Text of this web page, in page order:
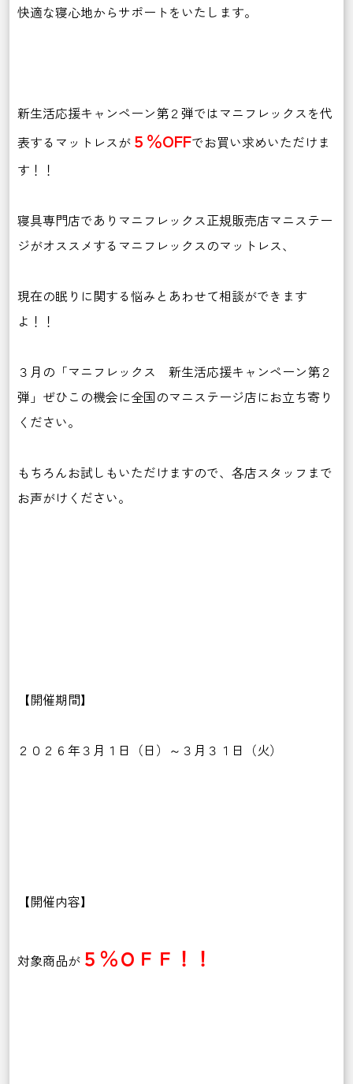
快適な寝心地からサポートをいたします。
新生活応援キャンペーン第２弾ではマニフレックスを代
表するマットレスが ５％OFFでお買い求めいただけま
す！！
寝具専門店でありマニフレックス正規販売店マニステー
ジがオススメするマニフレックスのマットレス、
現在の眠りに関する悩みとあわせて相談ができます
よ！！
３月の「マニフレックス 新生活応援キャンペーン第２
弾」ぜひこの機会に全国のマニステージ店にお立ち寄り
ください。
もちろんお試しもいただけますので、各店スタッフまで
お声がけください。
【開催期間】
２０２６年３月１日（日）～３月３１日（火）
【開催内容】
対象商品が ５％ＯＦＦ！！